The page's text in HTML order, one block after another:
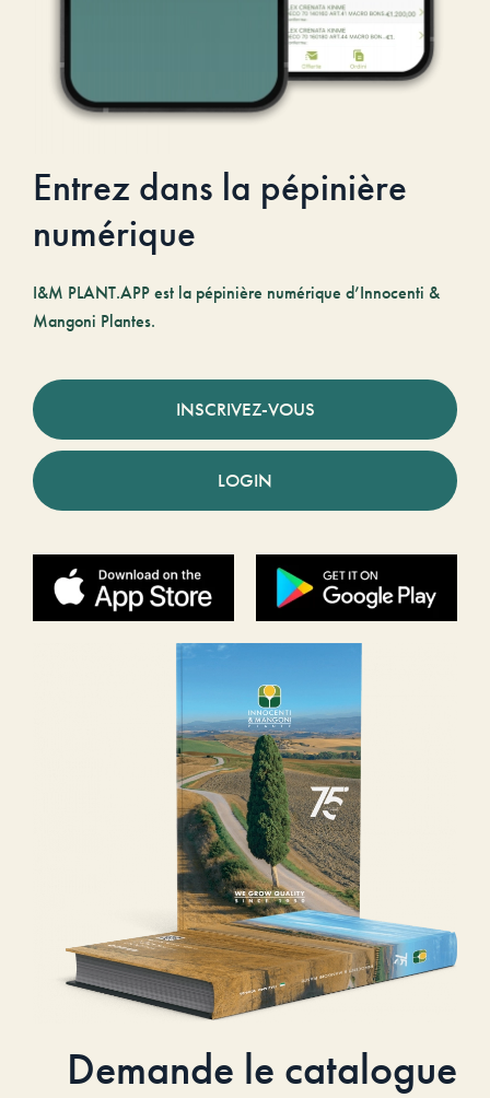
Entrez dans la pépinière
numérique
I&M PLANT.APP est la pépinière numérique d’Innocenti &
Mangoni Plantes.
INSCRIVEZ-VOUS
LOGIN
Demande le catalogue